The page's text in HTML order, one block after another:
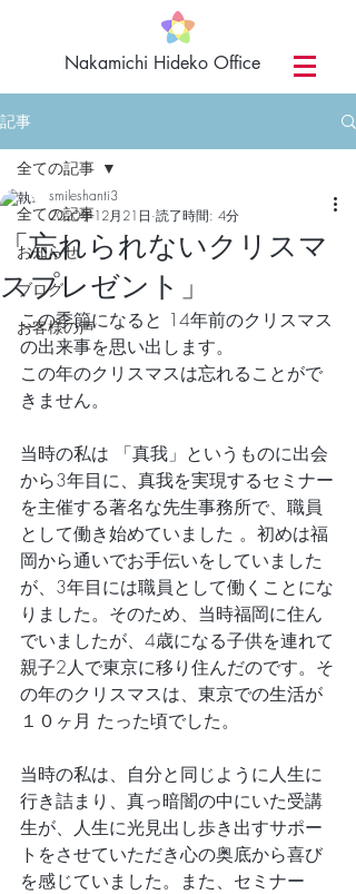
​Nakamichi Hideko Office
記事
全ての記事
お知らせ
ブログ
お客様の声
全ての記事
「忘れられないクリスマ
スプレゼント」
smileshanti3
2020年12月21日 読了時間: 4分
この季節になると 14年前のクリスマス
の出来事を思い出します。
この年のクリスマスは忘れることがで
きません。
当時の私は 「真我」というものに出会
から3年目に、真我を実現するセミナー
を主催する著名な先生事務所で、職員
として働き始めていました 。初めは福
岡から通いでお手伝いをしていました
が、3年目には職員として働くことにな
りました。そのため、当時福岡に住ん
でいましたが、4歳になる子供を連れて
親子2人で東京に移り住んだのです。そ
の年のクリスマスは、東京での生活が
１０ヶ月 たった頃でした。
当時の私は、自分と同じように人生に
行き詰まり、真っ暗闇の中にいた受講
生が、人生に光見出し歩き出すサポー
トをさせていただき心の奥底から喜び
を感じていました。また、セミナー